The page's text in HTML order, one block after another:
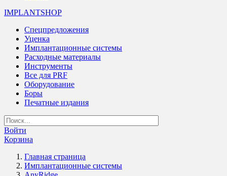
IMPLANTSHOP
Спецпредложения
Уценка
Имплантационные системы
Расходные материалы
Инструменты
Все для PRF
Оборудование
Боры
Печатные издания
Войти
Корзина
Главная страница
Имплантационные системы